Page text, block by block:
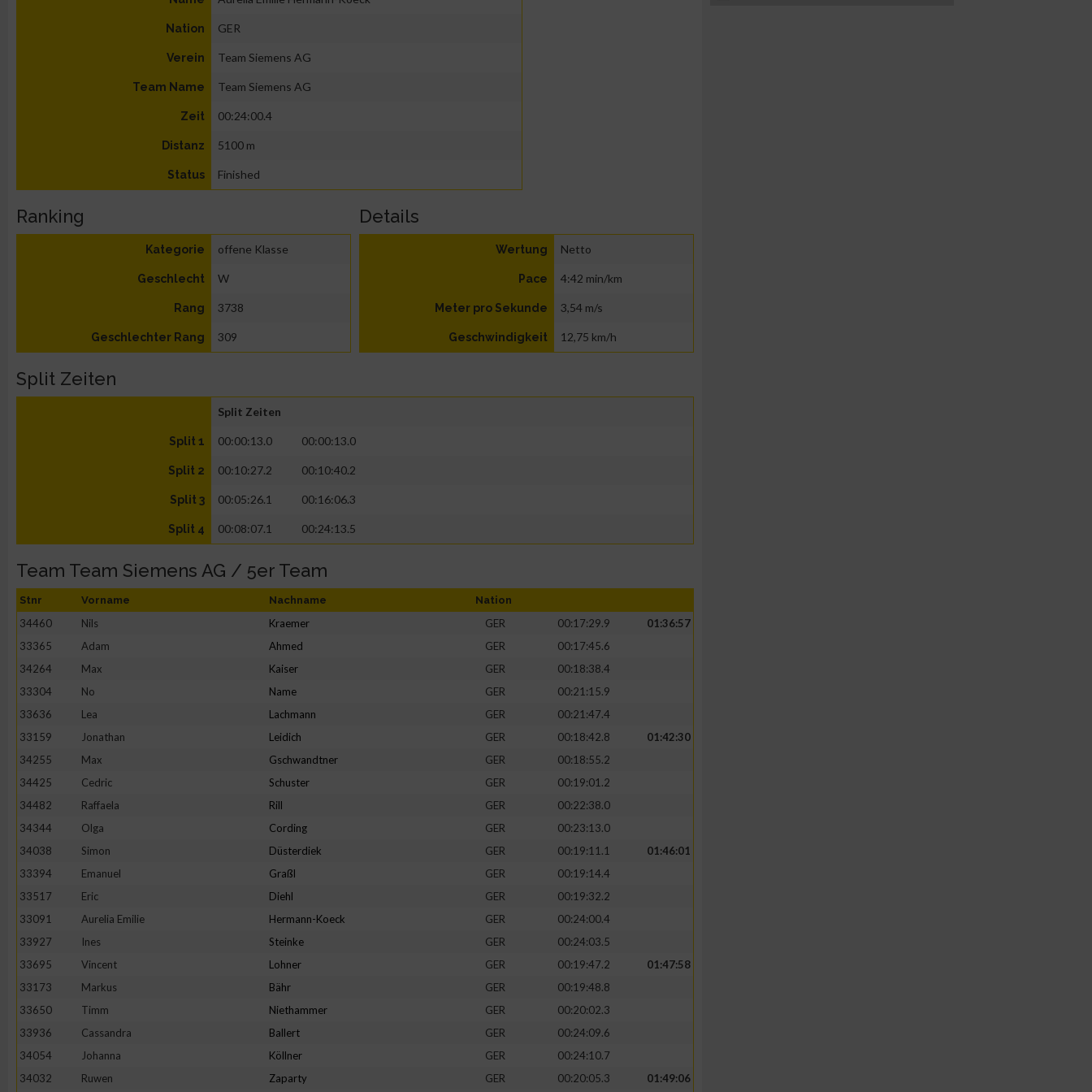
Nation GER
Verein Team Siemens AG
Team Name Team Siemens AG
Zeit 00:24:00.4
Distanz 5100 m
Status Finished
Ranking
Kategorie offene Klasse
Geschlecht W
Rang 3738
Geschlechter Rang 309
Details
Wertung Netto
Pace 4:42 min/km
Meter pro Sekunde 3,54 m/s
Geschwindigkeit 12,75 km/h
Split Zeiten
Split Zeiten
Split 1 00:00:13.0 00:00:13.0
Split 2 00:10:27.2 00:10:40.2
Split 3 00:05:26.1 00:16:06.3
Split 4 00:08:07.1 00:24:13.5
Team Team Siemens AG / 5er Team
Stnr Vorname Nachname Nation
34460 Nils Kraemer GER 00:17:29.9
01:36:57
33365
Adam Ahmed GER
00:17:45.6
34264
Max Kaiser GER
00:18:38.4
33304
No Name GER
00:21:15.9
33636
Lea Lachmann GER
00:21:47.4
33159
Jonathan Leidich GER 00:18:42.8
01:42:30
34255
Max Gschwandtner GER
00:18:55.2
34425
Cedric Schuster GER
00:19:01.2
34482
Raffaela Rill GER
00:22:38.0
34344
Olga Cording GER
00:23:13.0
34038
Simon Düsterdiek GER 00:19:11.1
01:46:01
33394
Emanuel Graßl GER
00:19:14.4
33517
Eric Diehl GER
00:19:32.2
33091
Aurelia Emilie Hermann-Koeck GER
00:24:00.4
33927
Ines Steinke GER
00:24:03.5
33695
Vincent Lohner GER 00:19:47.2
01:47:58
33173
Markus Bähr GER
00:19:48.8
33650
Timm Niethammer GER
00:20:02.3
33936
Cassandra Ballert GER
00:24:09.6
34054
Johanna Köllner GER
00:24:10.7
34032
Ruwen Zaparty GER 00:20:05.3
01:49:06